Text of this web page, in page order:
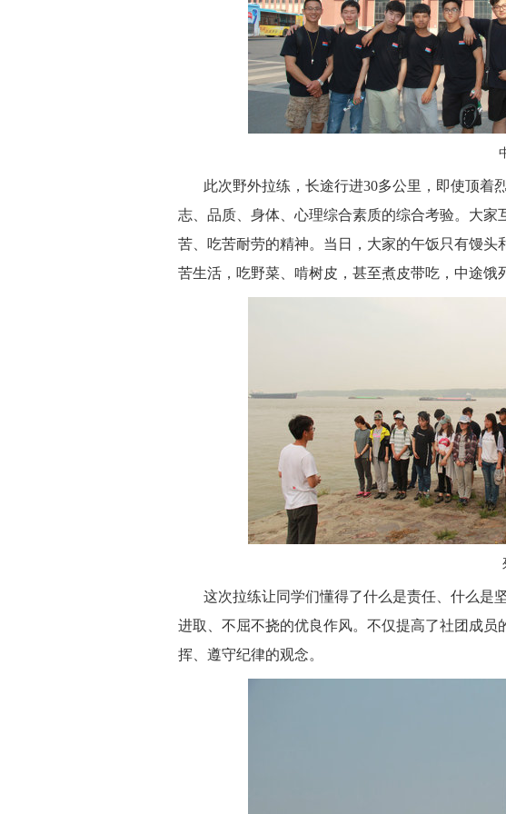
此次野外拉练，长途行进30多公里， 即使顶着
志、品质、身体、心理综合素质的综合考验。 大家
苦
吃苦耐劳的精神。 当日，大家的午饭只有馒头
苦生活，吃野菜
啃树皮，甚至煮皮带吃，中途饿
这次拉练让同学们懂得了什么是责任 什么是
进取
不屈不挠的优良作风。 不仅提高了社团成员
挥
遵守纪律的观念。